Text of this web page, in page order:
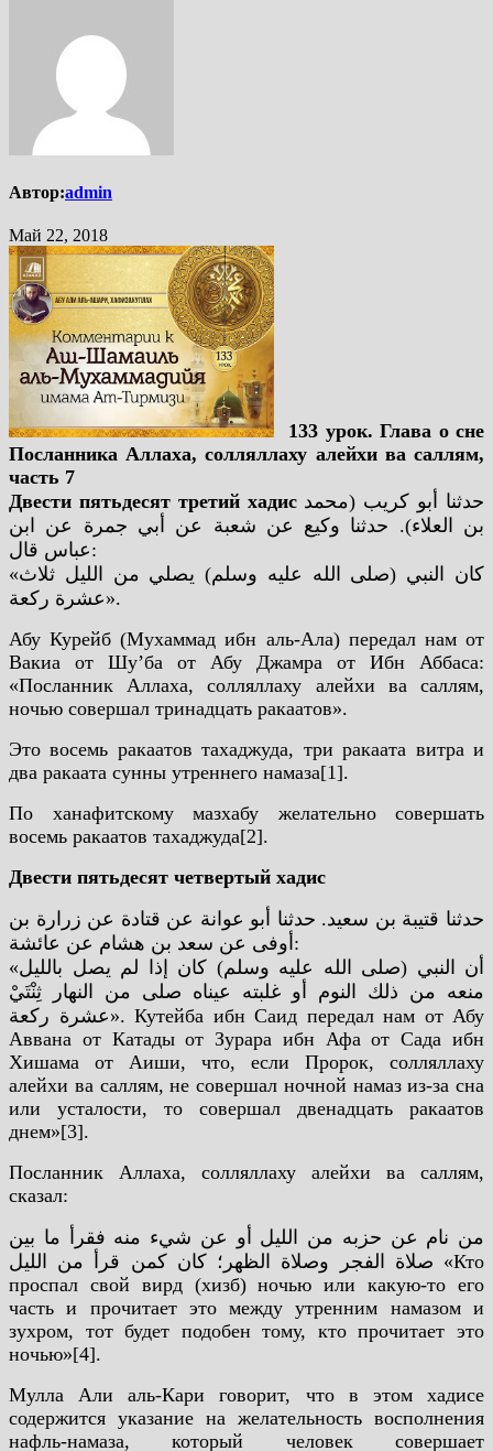
Автор:admin
Май 22, 2018
133 урок. Глава о сне
Посланника Аллаха, солляллаху алейхи ва саллям,
часть 7
Двести пятьдесят третий хадис حدثنا أبو كريب (محمد
بن العلاء). حدثنا وكيع عن شعبة عن أبي جمرة عن ابن
عباس قال:
«كان النبي (صلى الله عليه وسلم) يصلي من الليل ثلاث
عشرة ركعة».
Абу Курейб (Мухаммад ибн аль-Ала) передал нам от
Вакиа от Шу’ба от Абу Джамра от Ибн Аббаса:
«Посланник Аллаха, солляллаху алейхи ва саллям,
ночью совершал тринадцать ракаатов».
Это восемь ракаатов тахаджуда, три ракаата витра и
два ракаата сунны утреннего намаза[1].
По ханафитскому мазхабу желательно совершать
восемь ракаатов тахаджуда[2].
Двести пятьдесят четвертый хадис
حدثنا قتيبة بن سعيد. حدثنا أبو عوانة عن قتادة عن زرارة بن
أوفى عن سعد بن هشام عن عائشة:
«أن النبي (صلى الله عليه وسلم) كان إذا لم يصل بالليل
منعه من ذلك النوم أو غلبته عيناه صلى من النهار ثِنْتَيْ
عشرة ركعة». Кутейба ибн Саид передал нам от Абу
Аввана от Катады от Зурара ибн Афа от Сада ибн
Хишама от Аиши, что, если Пророк, солляллаху
алейхи ва саллям, не совершал ночной намаз из-за сна
или усталости, то совершал двенадцать ракаатов
днем»[3].
Посланник Аллаха, солляллаху алейхи ва саллям,
сказал:
من نام عن حزبه من الليل أو عن شيء منه فقرأ ما بين
«Кто
проспал свой вирд (хизб) ночью или какую-то его
часть и прочитает это между утренним намазом и
зухром, тот будет подобен тому, кто прочитает это
ночью»[4].
Мулла Али аль-Кари говорит, что в этом хадисе
содержится указание на желательность восполнения
нафль-намаза, который человек совершает